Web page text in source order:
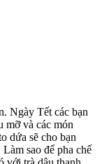
Ngày Tết các bạn
mỡ và các món
dứa sẽ cho bạn
sao để pha chế